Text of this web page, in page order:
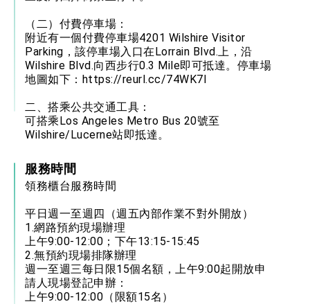
（二）付費停車場：
附近有一個付費停車場4201 Wilshire Visitor
Parking，該停車場入口在Lorrain Blvd.上，沿
Wilshire Blvd.向西步行0.3 Mile即可抵達。停車場
地圖如下： https://reurl.cc/74WK7l
二、搭乘公共交通工具：
可搭乘Los Angeles Metro Bus 20號至
Wilshire/Lucerne站即抵達。
服務時間
領務櫃台服務時間
平日週一至週四（週五內部作業不對外開放）
1.網路預約現場辦理
上午9:00-12:00；下午13:15-15:45
2.無預約現場排隊辦理
週一至週三每日限15個名額，上午9:00起開放申
請人現場登記申辦：
上午9:00-12:00（限額15名）